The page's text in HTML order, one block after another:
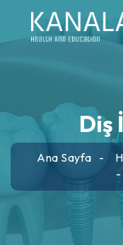
Diş
Ana Sayfa